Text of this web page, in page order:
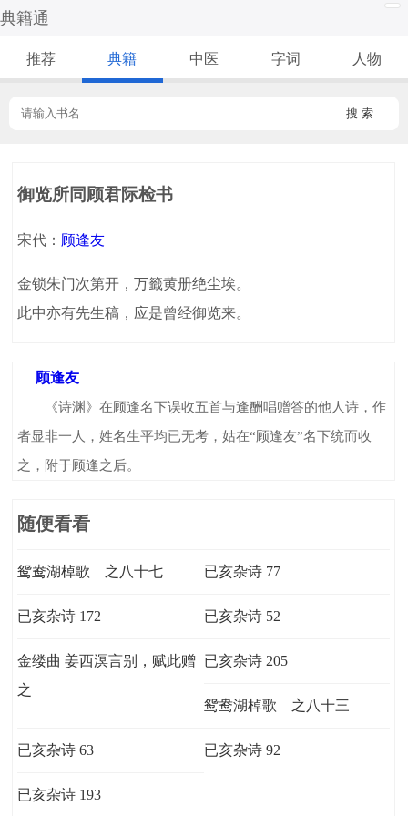
典籍通
推荐 典籍 中医 字词 人物
搜 索
御览所同顾君际检书
宋代： 顾逢友
金锁朱门次第开，万籤黄册绝尘埃。
此中亦有先生稿，应是曾经御览来。
顾逢友
《诗渊》在顾逢名下误收五首与逢酬唱赠答的他人诗，作
者显非一人，姓名生平均已无考，姑在“顾逢友”名下统而收
之，附于顾逢之后。
随便看看
鸳鸯湖棹歌 之八十七 已亥杂诗 77
已亥杂诗 172 已亥杂诗 52
金缕曲 姜西溟言别，赋此赠
之
已亥杂诗 205
鸳鸯湖棹歌 之八十三
已亥杂诗 63 已亥杂诗 92
已亥杂诗 193